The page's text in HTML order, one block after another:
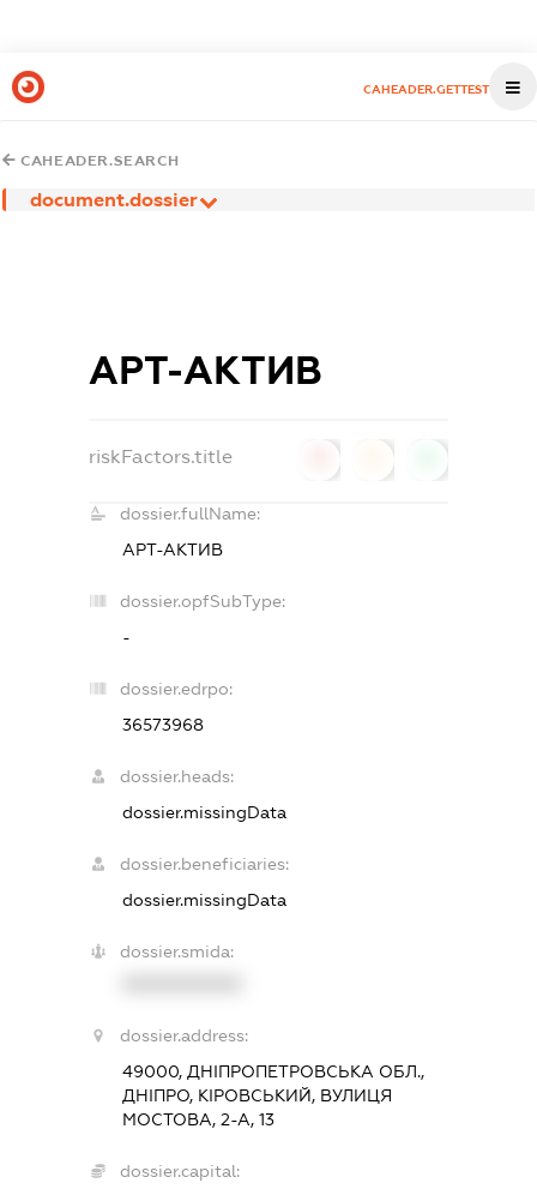
CAHEADER.GETTEST
CAHEADER.SEARCH
document.dossier
АРТ-АКТИВ
riskFactors.title
dossier.fullName:
АРТ-АКТИВ
dossier.opfSubType:
-
dossier.edrpo:
36573968
dossier.heads:
dossier.missingData
dossier.beneficiaries:
dossier.missingData
dossier.smida:
dossier.address:
49000, ДНІПРОПЕТРОВСЬКА ОБЛ.,
ДНІПРО, КІРОВСЬКИЙ, ВУЛИЦЯ
МОСТОВА, 2-А, 13
dossier.capital: